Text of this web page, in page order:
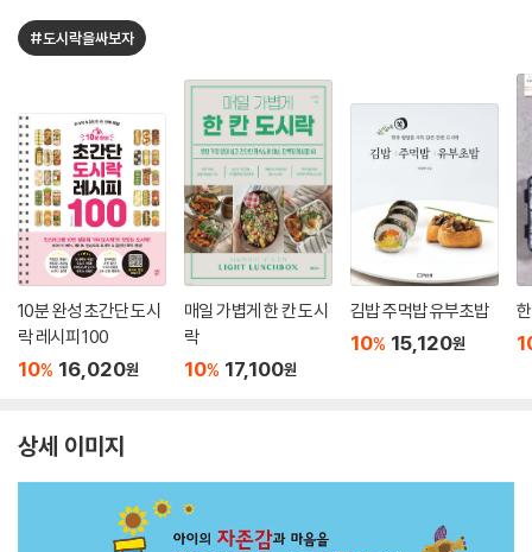
#도시락을싸보자
10분 완성 초간단 도시
락 레시피 100
10% 16,020원
매일 가볍게 한 칸 도시
락
10% 17,100원
김밥 주먹밥 유부초밥
10% 15,120원
상세 이미지